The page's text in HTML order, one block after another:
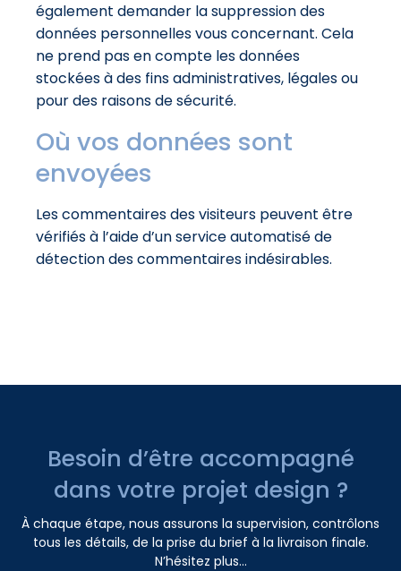
également demander la suppression des
données personnelles vous concernant. Cela
ne prend pas en compte les données
stockées à des fins administratives, légales ou
pour des raisons de sécurité.
Où vos données sont
envoyées
Les commentaires des visiteurs peuvent être
vérifiés à l’aide d’un service automatisé de
détection des commentaires indésirables.
Besoin d’être accompagné
dans votre projet design ?
À chaque étape, nous assurons la supervision, contrôlons
tous les détails, de la prise du brief à la livraison finale.
N’hésitez plus...